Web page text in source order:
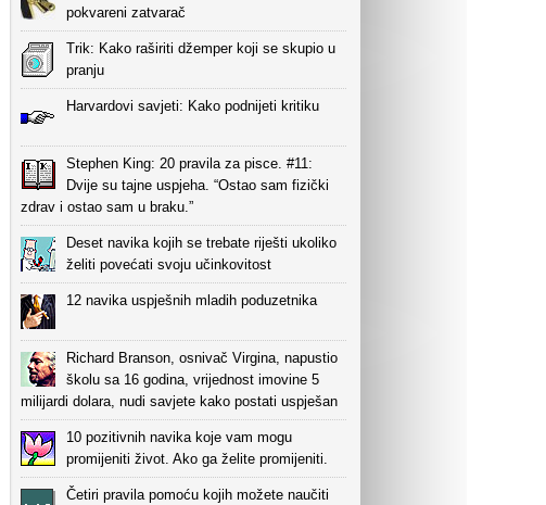
pokvareni zatvarač
Trik: Kako raširiti džemper koji se skupio u
pranju
Harvardovi savjeti: Kako podnijeti kritiku
Stephen King: 20 pravila za pisce. #11:
Dvije su tajne uspjeha. “Ostao sam fizički
zdrav i ostao sam u braku.”
Deset navika kojih se trebate riješti ukoliko
želiti povećati svoju učinkovitost
12 navika uspješnih mladih poduzetnika
Richard Branson, osnivač Virgina, napustio
školu sa 16 godina, vrijednost imovine 5
milijardi dolara, nudi savjete kako postati uspješan
10 pozitivnih navika koje vam mogu
promijeniti život. Ako ga želite promijeniti.
Četiri pravila pomoću kojih možete naučiti